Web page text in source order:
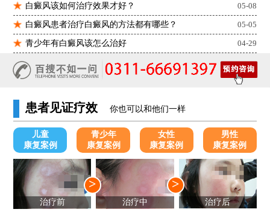
白癜风该如何治疗效果才好？ 05-08
白癜风患者治疗白癜风的方法都有哪些？ 05-05
青少年有白癜风该怎么治好 04-29
患者见证疗效 你也可以和他们一样
儿童
康复案例
青少年
康复案例
女性
康复案例
男性
康复案例
治疗前
>
治疗中
>
治疗后